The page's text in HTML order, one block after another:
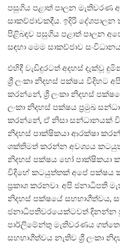
පසුගිය පළාත් පාලන මැතිවරණ
සාකච්ජාවකදීය. ඉදිරි දේශපාලන
පිළිබඳව පසුගිය පළාත් පාලන
සඳහා මෙම සාකච්ජාව
එහිදී වැඩිදුරටත් අදහස් දැක්වූ
ශ්‍රී ලංකා නිදහස් පක්ෂය විදිහට
කරන්නේ, ශ්‍රී ලංකා නිදහස්
ලංකා නිදහස් පක්ෂය ප්‍රමුඛ
කරන්නේ, ඒ නිසා සන්ධානයක්
නිදහස් පාක්ෂිකයා ආරක්ෂා
ශක්තිමත් කරන්න අවශ්‍යය කටයුතු
නිදහස් පක්ෂය හෝ පාක්ෂිකයා
විදිහේ කටයුත්තක් අපේ පක්ෂය
ප්‍රකාශ කරනවා. අපි ජනාධිපති
නිදහස් පක්ෂයේ සහභාගීත්වය,
ජනාධිපතිවරයෙක්ටවත් දිනන්න
පාර්ලිමේන්තු මැතිවරණය
සහභාගීත්වය නැතිව ශ්‍රී ලංකා